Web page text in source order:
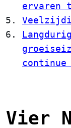
ervaren
continue
Vier